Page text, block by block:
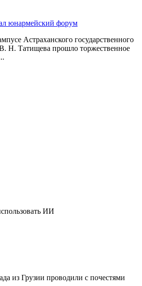
юнармейский форум
Астраханского государственного
Н. Татищева прошло торжественное
ИИ
из Грузии проводили с почестями